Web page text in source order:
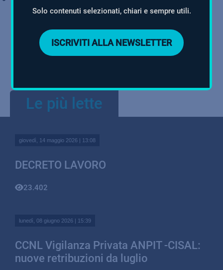
Le più lette
giovedì, 14 maggio 2026 | 13:08
DECRETO LAVORO
23.402
lunedì, 08 giugno 2026 | 15:39
CCNL Vigilanza Privata ANPIT -CISAL:
nuove retribuzioni da luglio
Solo contenuti selezionati, chiari e sempre utili.
ISCRIVITI ALLA NEWSLETTER